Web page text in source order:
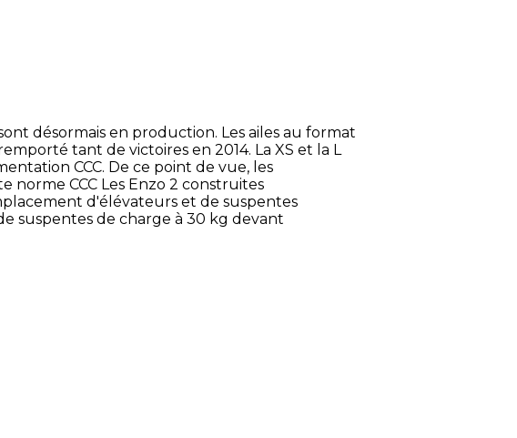
désormais en production. Les ailes au format
tant de victoires en 2014. La XS et la L
CCC. De ce point de vue, les
norme CCC Les Enzo 2 construites
d'élévateurs et de suspentes
suspentes de charge à 30 kg devant